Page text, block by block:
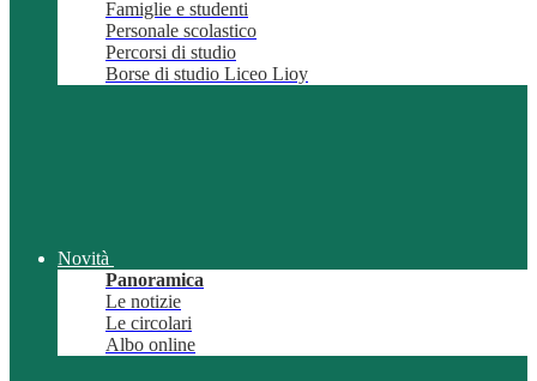
Famiglie e studenti
Personale scolastico
Percorsi di studio
Borse di studio Liceo Lioy
Novità
Panoramica
Le notizie
Le circolari
Albo online